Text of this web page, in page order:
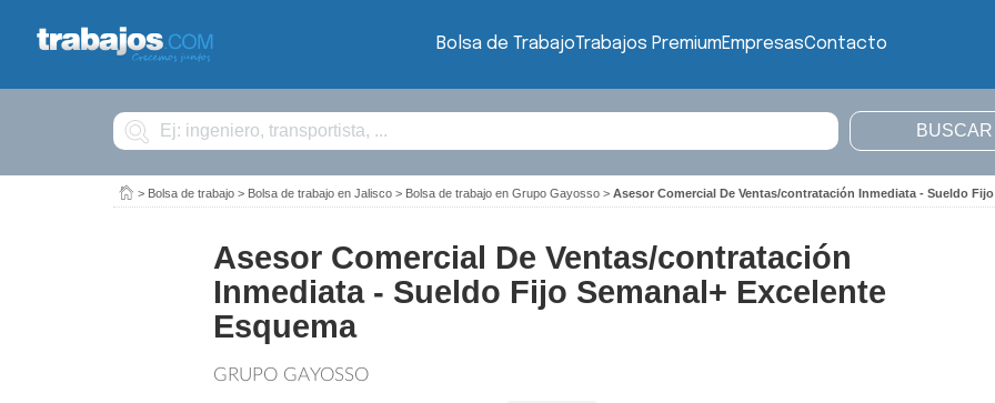
Bolsa de TrabajoTrabajos PremiumEmpresasContacto
Buscar
> Bolsa de trabajo > Bolsa de trabajo en Jalisco > Bolsa de trabajo en Grupo Gayosso > Asesor Comercial De Ventas/contratación Inmediata - Sueldo
Asesor Comercial De Ventas/contratación
Inmediata - Sueldo Fijo Semanal+ Excelente
Esquema
GRUPO GAYOSSO